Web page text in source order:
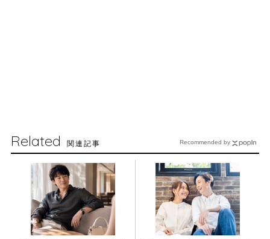
Related 関連記事 Recommended by